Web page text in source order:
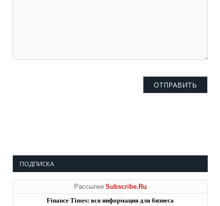
ПОДПИСКА
Рассылки Subscribe.Ru
Finance Times: вся информация для бизнеса